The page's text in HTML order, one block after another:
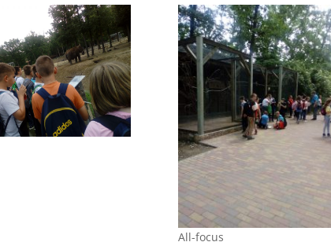
All-focus